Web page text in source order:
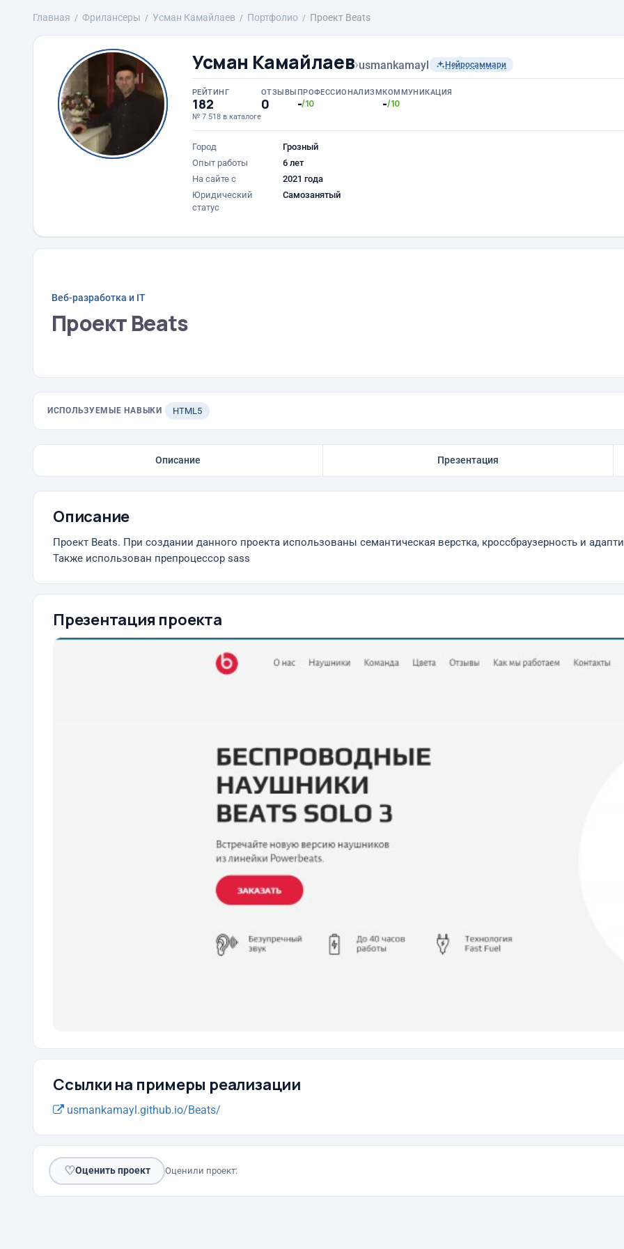
Главная Фрилансеры Усман Камайлаев Портфолио Проект Beats
Усман Камайлаев›usmankamayl Нейросаммари
РЕЙТИНГ
182
№ 7 518 в каталоге
ОТЗЫВЫ
0
ПРОФЕССИОНАЛИЗМ
-/10
КОММУНИКАЦИЯ
-/10
Город
Грозный
Опыт работы
6 лет
На сайте с
2021 года
Юридический
статус
Самозанятый
Веб-разработка и IT
Проект Beats
ИСПОЛЬЗУЕМЫЕ НАВЫКИ HTML5
Описание Презентация
Описание
Проект Beats. При создании данного проекта использованы семантическая верстка, кроссбраузерность и
Также использован препроцессор sass
Презентация проекта
Ссылки на примеры реализации
usmankamayl.github.io/Beats/
♡Оценить проект Оценили проект: